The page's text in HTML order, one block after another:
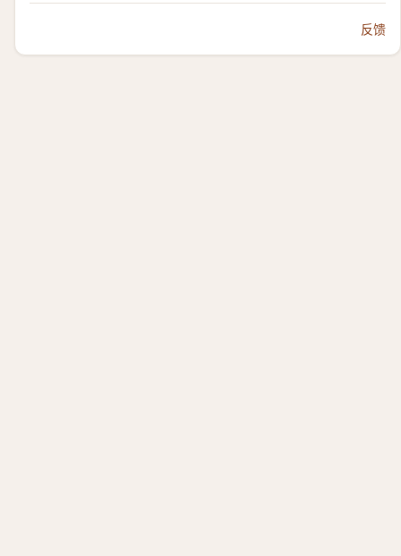
反馈